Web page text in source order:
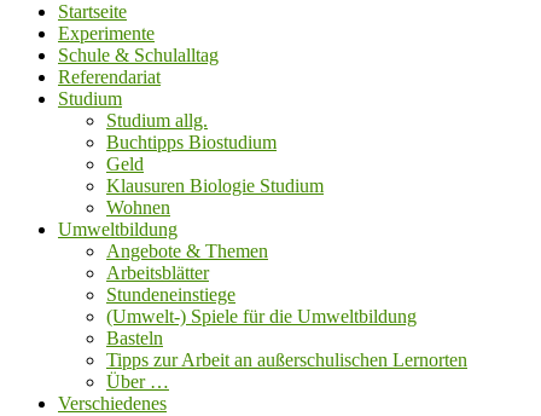
Startseite
Experimente
Schule & Schulalltag
Referendariat
Studium
Studium allg.
Buchtipps Biostudium
Geld
Klausuren Biologie Studium
Wohnen
Umweltbildung
Angebote & Themen
Arbeitsblätter
Stundeneinstiege
(Umwelt-) Spiele für die Umweltbildung
Basteln
Tipps zur Arbeit an außerschulischen Lernorten
Über …
Verschiedenes